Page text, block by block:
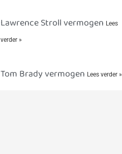
Lawrence Stroll vermogen Lees
verder »
Tom Brady vermogen Lees verder »